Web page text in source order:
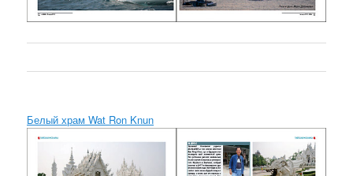
Белый храм Wat Ron Knun